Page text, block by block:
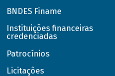
BNDES Finame
Instituições financeiras
credenciadas
Patrocínios
Licitações